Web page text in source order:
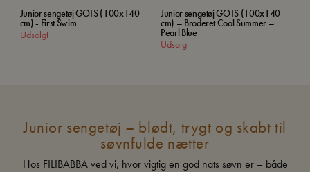
Junior sengetøj GOTS (100x140
cm) - First Swim
Udsolgt
Junior sengetøj GOTS (100x140
cm) – Broderet Cool Summer –
Pearl Blue
Udsolgt
Junior sengetøj – blødt, trygt og skabt til
søvnfulde nætter
Hos FILIBABBA ved vi, hvor vigtig en god nats søvn er – både